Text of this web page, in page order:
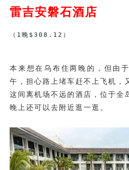
雷吉安磐石酒店
（1晚$308.12）
本来想在乌布住两晚的，但由
午，担心路上堵车赶不上飞机，
这间离机场不远的酒店，位于全
晚上还可以去附近逛一逛。